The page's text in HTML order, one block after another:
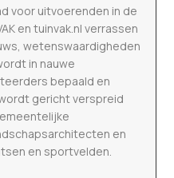
voor uitvoerenden in de
en tuinvak.nl verrassen
wetenswaardigheden
in nauwe
bepaald en
gericht verspreid
en
en sportvelden.